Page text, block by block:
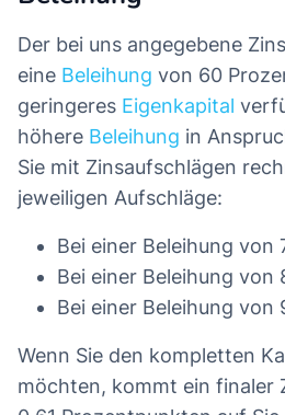
Der bei uns angegebene
eine Beleihung von 60
geringeres Eigenkapital
höhere Beleihung in
Sie mit Zinsaufschlägen
jeweiligen Aufschläge:
Bei einer Beleihung von
Bei einer Beleihung von
Bei einer Beleihung von
Wenn Sie den kompletten
möchten, kommt ein finaler